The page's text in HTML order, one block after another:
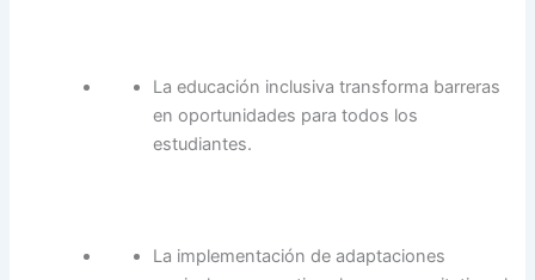
La educación inclusiva transforma barreras
en oportunidades para todos los
estudiantes.
La implementación de adaptaciones